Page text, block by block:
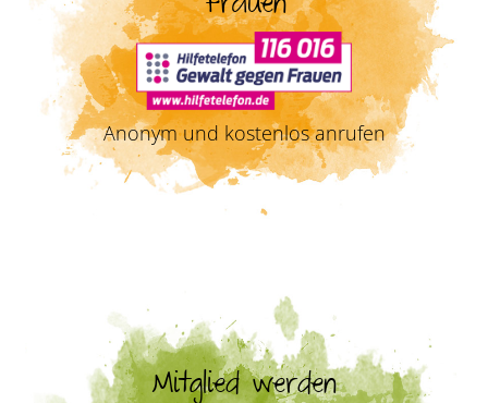
Anonym und kostenlos anrufen
Mitglied werden